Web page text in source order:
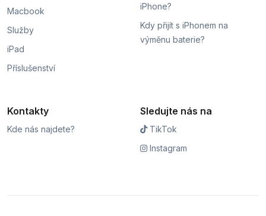
Macbook
Služby
iPad
Příslušenství
iPhone?
Kdy přijít s iPhonem na
výměnu baterie?
Kontakty
Kde nás najdete?
Sledujte nás na
TikTok
Instagram